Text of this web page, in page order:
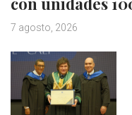
7 agosto, 2026